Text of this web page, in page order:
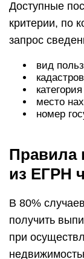
Доступные
критерии, по
запрос
вид
место
номер
Правила
из ЕГРН
В 80%
получить
при